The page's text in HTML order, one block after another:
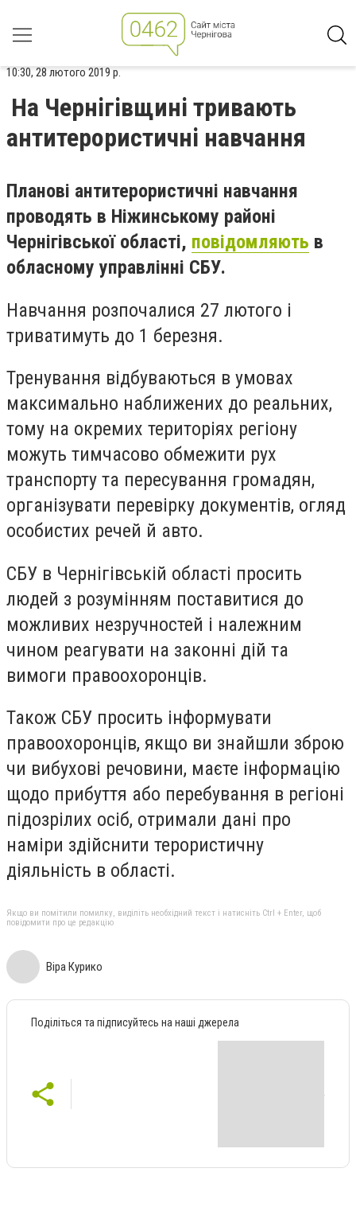
10:30, 28 лютого 2019 р.
На Чернігівщині тривають
антитерористичні навчання
Планові антитерористичні навчання
проводять в Ніжинському районі
Чернігівської області, повідомляють в
обласному управлінні СБУ.
Навчання розпочалися 27 лютого і
триватимуть до 1 березня.
Тренування відбуваються в умовах
максимально наближених до реальних,
тому на окремих територіях регіону
можуть тимчасово обмежити рух
транспорту та пересування громадян,
організувати перевірку документів, огляд
особистих речей й авто.
СБУ в Чернігівській області просить
людей з розумінням поставитися до
можливих незручностей і належним
чином реагувати на законні дій та
вимоги правоохоронців.
Також СБУ просить інформувати
правоохоронців, якщо ви знайшли зброю
чи вибухові речовини, маєте інформацію
щодо прибуття або перебування в регіоні
підозрілих осіб, отримали дані про
наміри здійснити терористичну
діяльність в області.
Якщо ви помітили помилку, виділіть необхідний текст і натисніть Ctrl + Enter, щоб
повідомити про це редакцію
Віра Курико
Поділіться та підписуйтесь на наші джерела